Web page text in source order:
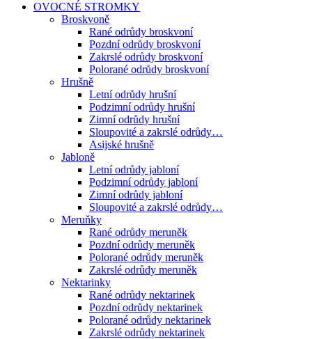
OVOCNÉ STROMKY
Broskvoně
Rané odrůdy broskvoní
Pozdní odrůdy broskvoní
Zakrslé odrůdy broskvoní
Polorané odrůdy broskvoní
Hrušně
Letní odrůdy hrušní
Podzimní odrůdy hrušní
Zimní odrůdy hrušní
Sloupovité a zakrslé odrůdy…
Asijské hrušně
Jabloně
Letní odrůdy jabloní
Podzimní odrůdy jabloní
Zimní odrůdy jabloní
Sloupovité a zakrslé odrůdy…
Meruňky
Rané odrůdy meruněk
Pozdní odrůdy meruněk
Polorané odrůdy meruněk
Zakrslé odrůdy meruněk
Nektarinky
Rané odrůdy nektarinek
Pozdní odrůdy nektarinek
Polorané odrůdy nektarinek
Zakrslé odrůdy nektarinek